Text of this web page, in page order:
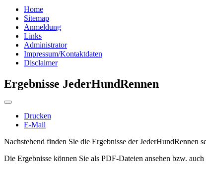
Home
Sitemap
Anmeldung
Links
Administrator
Impressum/Kontaktdaten
Disclaimer
Ergebnisse JederHundRennen
Drucken
E-Mail
Nachstehend finden Sie die Ergebnisse der JederHundRennen
Die Ergebnisse können Sie als PDF-Dateien ansehen bzw.